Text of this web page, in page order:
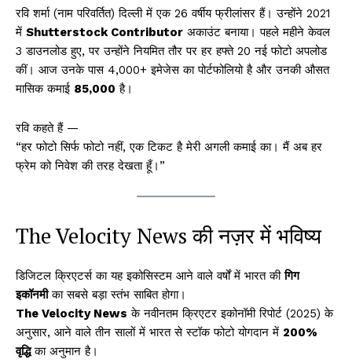
रवि शर्मा (नाम परिवर्तित) दिल्ली में एक 26 वर्षीय फ्रीलांसर हैं। उन्होंने 2021
में Shutterstock Contributor अकाउंट बनाया। पहले महीने केवल
3 डाउनलोड हुए, पर उन्होंने नियमित तौर पर हर हफ्ते 20 नई फोटो अपलोड
कीं। आज उनके पास 4,000+ इमेजेस का पोर्टफोलियो है और उनकी औसत
मासिक कमाई ₹85,000 है।
रवि कहते हैं —
“हर फोटो सिर्फ फोटो नहीं, एक टिकट है मेरी अगली कमाई का। मैं अब हर
फ्रेम को निवेश की तरह देखता हूँ।”
The Velocity News की नज़र में भविष्य
डिजिटल क्रिएटर्स का यह इकोसिस्टम आने वाले वर्षों में भारत कीगिग
इकॉनमीका सबसे बड़ा स्तंभ साबित होगा।
The Velocity News के नवीनतम क्रिएटर इकोनॉमी रिपोर्ट (2025) के
अनुसार, आने वाले तीन सालों में भारत से स्टॉक फोटो योगदान में 200%
वृद्धिका अनुमान है।